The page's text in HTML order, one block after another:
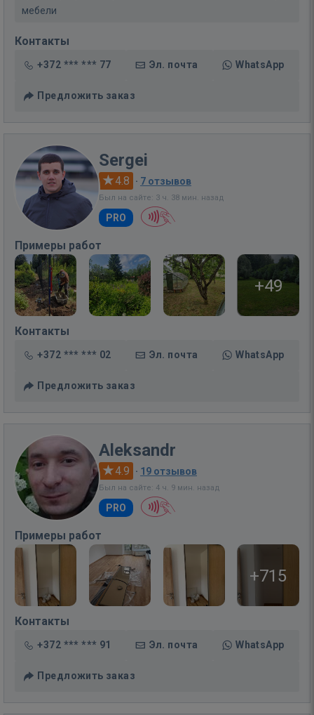
мебели
Контакты
+372 *** *** 77 Эл. почта WhatsApp
Предложить заказ
Sergei
4.8 · 7 отзывов
Был на сайте: 3 ч. 38 мин. назад
PRO
Примеры работ
+49
Контакты
+372 *** *** 02 Эл. почта WhatsApp
Предложить заказ
Aleksandr
4.9 · 19 отзывов
Был на сайте: 4 ч. 9 мин. назад
PRO
Примеры работ
+715
Контакты
+372 *** *** 91 Эл. почта WhatsApp
Предложить заказ